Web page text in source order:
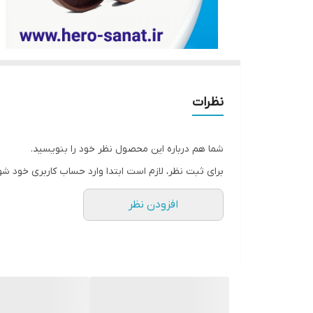
نظرات
شما هم درباره این محصول نظر خود را بنویسید.
برای ثبت نظر، لازم است ابتدا وارد حساب کاربری خود
افزودن نظر